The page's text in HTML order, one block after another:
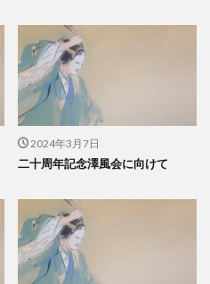
2024年3月7日
二十周年記念澤風会に向けて